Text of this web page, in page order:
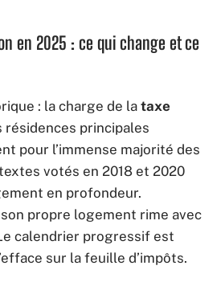
en 2025 : ce qui change et ce
: la charge de la taxe
résidences principales
pour l’immense majorité des
votés en 2018 et 2020
en profondeur.
propre logement rime avec
calendrier progressif est
sur la feuille d’impôts.